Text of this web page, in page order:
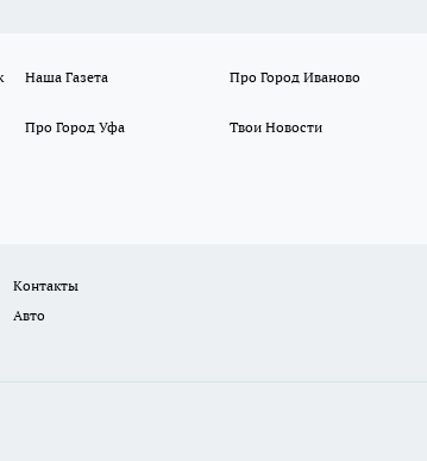
Наша Газета Про Город Иваново
Про Город Уфа Твои Новости
Контакты
Авто